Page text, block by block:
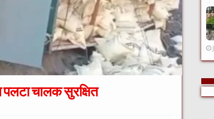
पलटा चालक सुरक्षित